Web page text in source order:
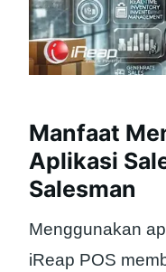
Manfaat
Aplikasi
Salesman
Menggunakan
iReap POS